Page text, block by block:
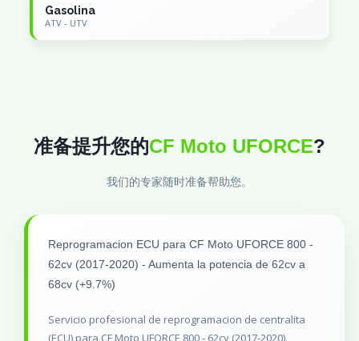
Gasolina
ATV - UTV
准备提升您的CF Moto UFORCE?
我们的专家随时准备帮助您。
Reprogramacion ECU para CF Moto UFORCE 800 -
62cv (2017-2020) - Aumenta la potencia de 62cv a
68cv (+9.7%)
Servicio profesional de reprogramacion de centralita
(ECU) para CF Moto UFORCE 800 - 62cv (2017-2020).